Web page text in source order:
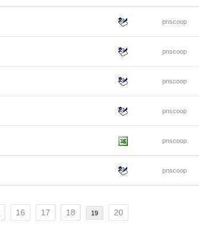
pnscoop
pnscoop
pnscoop
pnscoop
pnscoop
pnscoop
16 17 18 19 20